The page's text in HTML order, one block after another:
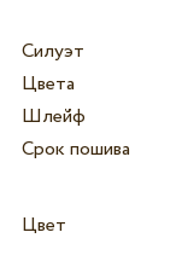
Силуэт
Цвета
Шлейф
Срок пошива
Цвет